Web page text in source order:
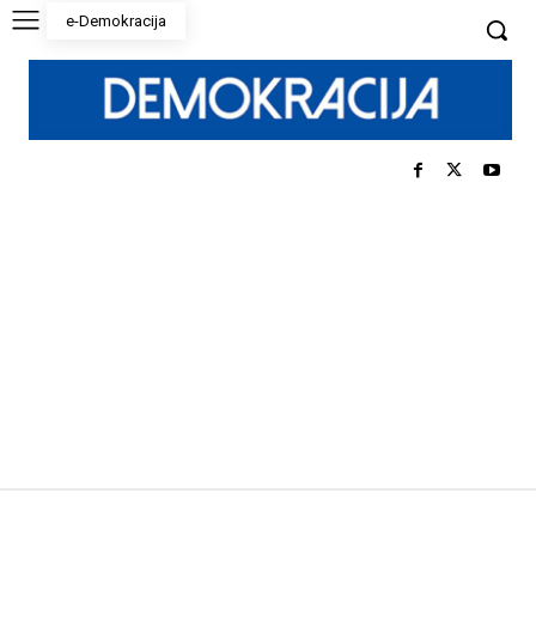
e-Demokracija